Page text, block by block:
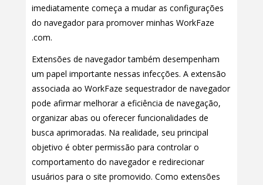
imediatamente começa a mudar as configurações
do navegador para promover minhas WorkFaze
.com.
Extensões de navegador também desempenham
um papel importante nessas infecções. A extensão
associada ao WorkFaze sequestrador de navegador
pode afirmar melhorar a eficiência de navegação,
organizar abas ou oferecer funcionalidades de
busca aprimoradas. Na realidade, seu principal
objetivo é obter permissão para controlar o
comportamento do navegador e redirecionar
usuários para o site promovido. Como extensões